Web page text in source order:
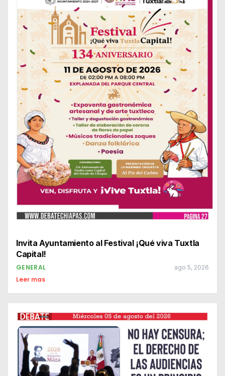
Invita Ayuntamiento al Festival ¡Qué viva Tuxtla
Capital!
GENERAL ago 5, 2026
Leer mas